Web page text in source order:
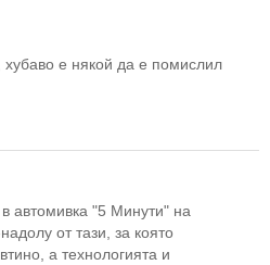
е някой да е помислил
автомивка "5 Минути" на
от тази, за която
а технологията и